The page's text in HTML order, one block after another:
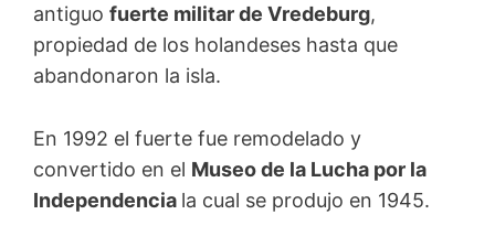
antiguo fuerte militar de Vredeburg,
propiedad de los holandeses hasta que
abandonaron la isla.
En 1992 el fuerte fue remodelado y
convertido en el Museo de la Lucha por la
Independencia la cual se produjo en 1945.